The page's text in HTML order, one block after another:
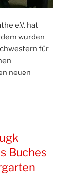
e.V. hat
wurden
für
neuen
Buches